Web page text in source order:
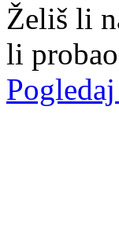
Želiš li
li